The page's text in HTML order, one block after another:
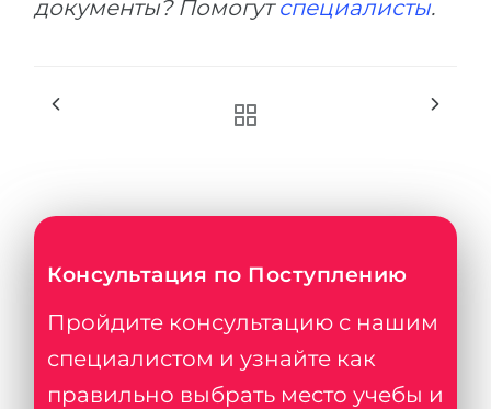
документы? Помогутспециалисты.
Консультация по Поступлению
Пройдите консультацию с нашим
специалистом и узнайте как
правильно выбрать место учебы и